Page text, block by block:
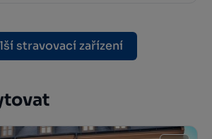
stravovací zařízení